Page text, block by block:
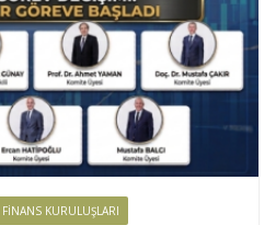
FINANS KURULUŞLARI